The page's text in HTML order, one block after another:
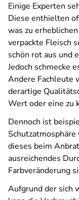
Einige Experten
Diese enthielten
was zu
verpackte Fleisch
schön rot aus und
Jedoch schmecke
Andere Fachleute
derartige
Wert oder eine zu
Dennoch ist
dieses beim
ausreichendes
Farbveränderung
Aufgrund der sich